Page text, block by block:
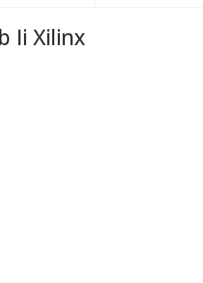
Ii Xilinx